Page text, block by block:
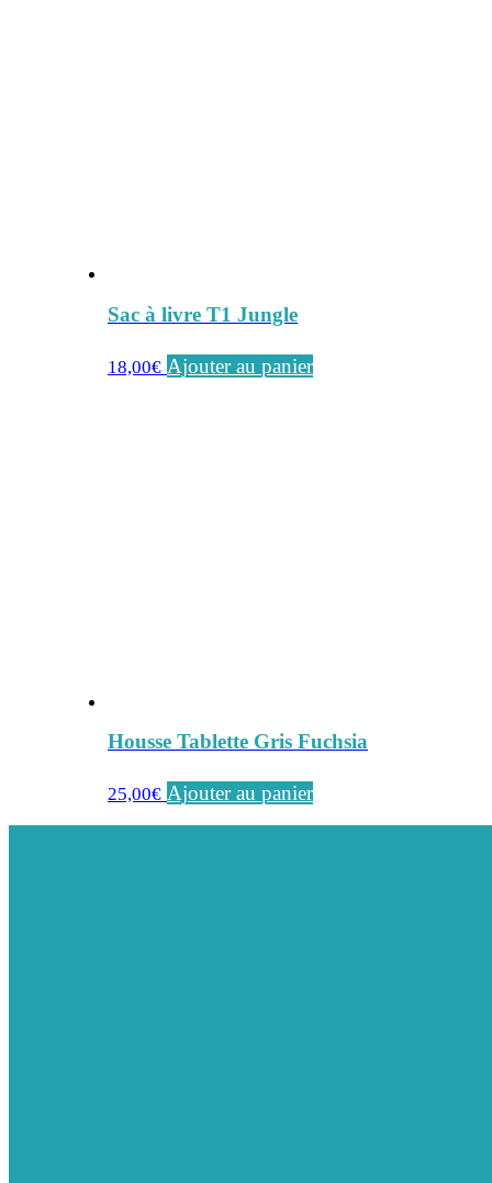
Sac à livre T1 Jungle
18,00€ Ajouter au panier
Housse Tablette Gris Fuchsia
25,00€ Ajouter au panier